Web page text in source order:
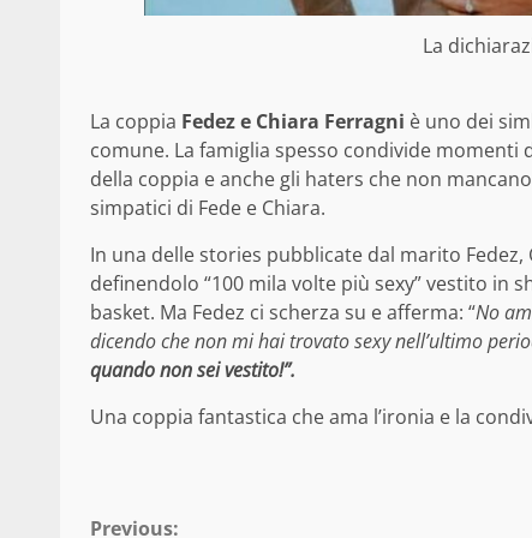
La
La coppia Fedez e Chiara Ferragni è uno dei
comune. La famiglia spesso condivide
della coppia e anche gli haters che non
simpatici di Fede e Chiara.
In una delle stories pubblicate dal marito
definendolo “100 mila volte più sexy” vestito in
basket. Ma Fedez ci scherza su e afferma: “No
dicendo che non mi hai trovato sexy nell’ultimo
quando non sei vestito!”.
Una coppia fantastica che ama l’ironia e la
Previous: